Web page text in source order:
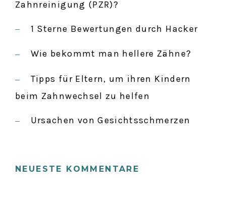
a
Zahnreinigung (PZR)?
1 Sterne Bewertungen durch Hacker
Wie bekommt man hellere Zähne?
Tipps für Eltern, um ihren Kindern
beim Zahnwechsel zu helfen
Ursachen von Gesichtsschmerzen
NEUESTE KOMMENTARE